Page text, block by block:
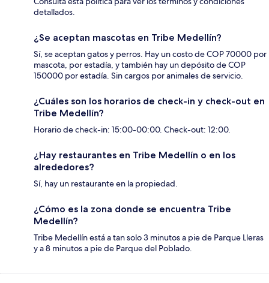
detallados.
¿Se aceptan mascotas en Tribe Medellín?
Sí, se aceptan gatos y perros. Hay un costo de COP 70000 por
mascota, por estadía, y también hay un depósito de COP
150000 por estadía. Sin cargos por animales de servicio.
¿Cuáles son los horarios de check-in y check-out en
Tribe Medellín?
Horario de check-in: 15:00-00:00. Check-out: 12:00.
¿Hay restaurantes en Tribe Medellín o en los
alrededores?
Sí, hay un restaurante en la propiedad.
¿Cómo es la zona donde se encuentra Tribe
Medellín?
Tribe Medellín está a tan solo 3 minutos a pie de Parque Lleras
y a 8 minutos a pie de Parque del Poblado.